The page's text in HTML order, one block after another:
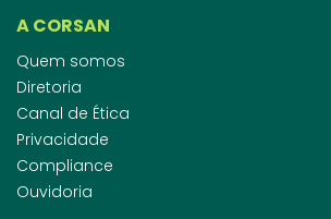
A CORSAN
Quem somos
Diretoria
Canal de Ética
Privacidade
Compliance
Ouvidoria